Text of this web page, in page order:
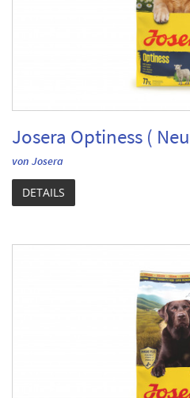
Josera Optiness (
von Josera
DETAILS